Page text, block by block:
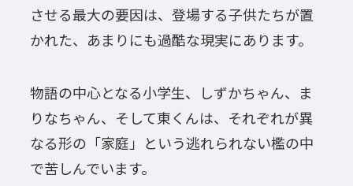
させる最大の要因は、登場する子供たちが置
かれた、あまりにも過酷な現実にあります。
物語の中心となる小学生、しずかちゃん、ま
りなちゃん、そして東くんは、それぞれが異
なる形の「家庭」という逃れられない檻の中
で苦しんでいます。